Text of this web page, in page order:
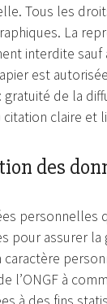
Tous les
La
interdite sauf
est
gratuité de la
claire et
des
personnelles
pour assurer
caractère
l’ONGF à